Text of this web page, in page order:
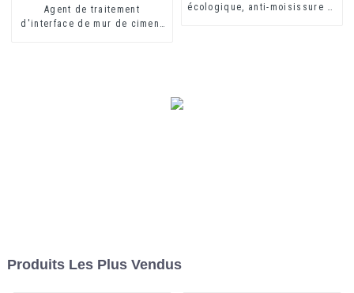
Agent de traitement
d'interface de mur de ciment
écologique, anti-moisissure et
Produits Les Plus Vendus